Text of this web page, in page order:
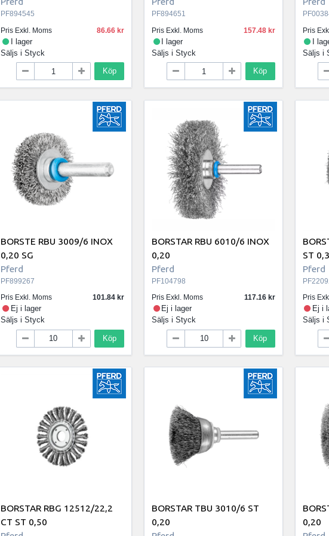
PF894545
Pris Exkl. Moms
86.66
I lager
Säljs iStyck
Köp
PF894651
Pris Exkl. Moms
157.48
I lager
Säljs i Styck
Köp
Pris
I
Säljs i
BORSTE RBU 3009/6 INOX
0,20 SG
Pferd
PF899267
Pris Exkl. Moms
101.84
Ej i lager
Säljs iStyck
Köp
BORSTAR RBU 6010/6 INOX
0,20
Pferd
PF104798
Pris Exkl. Moms
117.16
Ej i lager
Säljs i Styck
Köp
ST
Pferd
Pris
Ej i
Säljs i
BORSTAR RBG 12512/22,2
CT ST 0,50
BORSTAR TBU 3010/6 ST
0,20
0,20